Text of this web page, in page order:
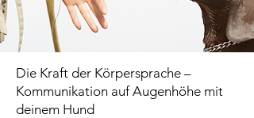
Die Kraft der Körpersprache –
Kommunikation auf Augenhöhe mit
deinem Hund